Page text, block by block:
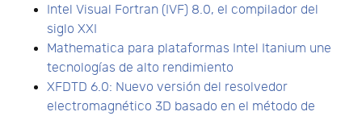
Intel Visual Fortran (IVF) 8.0, el compilador del
siglo XXI
Mathematica para plataformas Intel Itanium une
tecnologías de alto rendimiento
XFDTD 6.0: Nuevo versión del resolvedor
electromagnético 3D basado en el método de